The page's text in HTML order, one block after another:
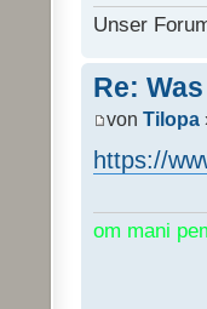
Unser
Re:
von Tilopa
https://
om mani